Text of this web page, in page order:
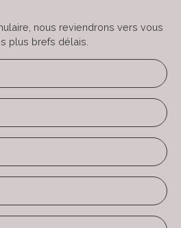
nous reviendrons vers vous
plus brefs délais.